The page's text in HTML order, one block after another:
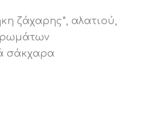
ζάχαρης*, αλατιού,
σάκχαρα